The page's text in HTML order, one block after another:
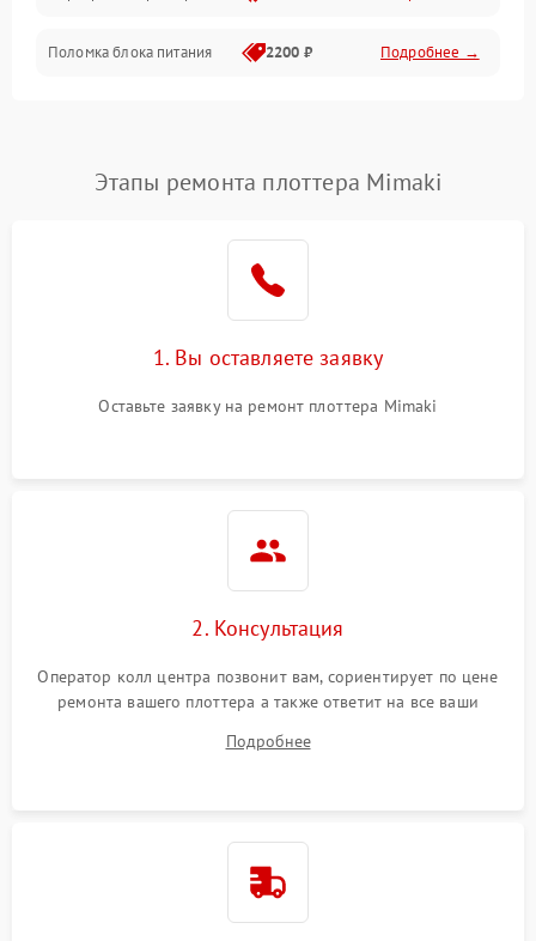
Интерфейсы
Поломка блока питания 2200 ₽ Подробнее →
Этапы ремонта плоттера Mimaki
1. Вы оставляете заявку
Оставьте заявку на ремонт плоттера Mimaki
2. Консультация
Оператор колл центра позвонит вам, сориентирует по цене
ремонта вашего плоттера а также ответит на все ваши
Подробнее